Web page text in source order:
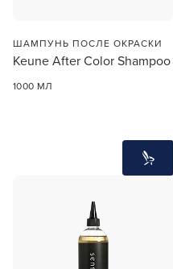
ШАМПУНЬ ПОСЛЕ ОКРАСКИ
Keune After Color Shampoo
1000 МЛ